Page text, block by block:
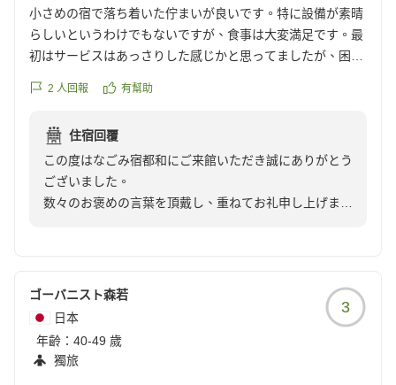
是非また季節を変えて、ご来館くださいませ。お料理や
器もガラッと変わりますので、違った都和を楽しんで頂
けるかと思います。
ざいました。このお言葉が今後の糧となり動力になりま
是非また素敵な笑顔を見せにいらしてくださいませ。
この度はご来館誠にありがとうございました。
なごみ宿都和
冨山
小さめの宿で落ち着いた佇まいが良いです。特に設備が素晴
らしいというわけでもないですが、食事は大変満足です。最
初はサービスはあっさりした感じかと思ってましたが、困っ
うございました。
2 人回報 有幫助
住宿回覆
この度はなごみ宿都和にご来館いただき誠にありがとう
ございました。
数々のお褒めの言葉を頂戴し、重ねてお礼申し上げま
今後とも従業員一同より一層精進して参ります。
この度は口コミ投稿頂きまして、誠に有難うございまし
なごみ宿都和
ゴーバニスト森若
日本
年齡： 40-49 歲
獨旅
3